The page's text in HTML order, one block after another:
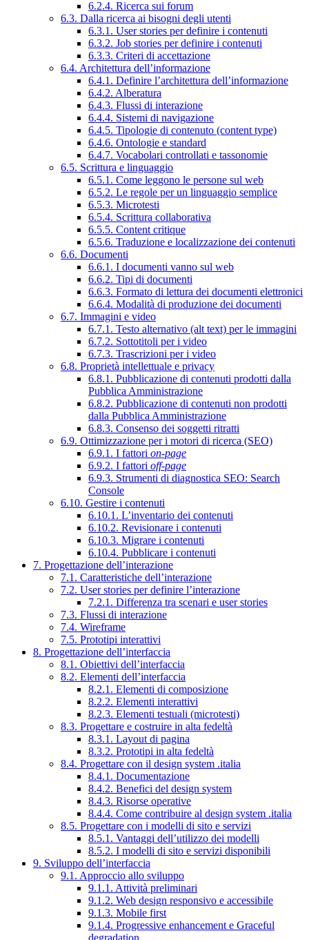
6.2.4. Ricerca sui forum
6.3. Dalla ricerca ai bisogni degli utenti
6.3.1. User stories per definire i contenuti
6.3.2. Job stories per definire i contenuti
6.3.3. Criteri di accettazione
6.4. Architettura dell’informazione
6.4.1. Definire l’architettura dell’informazione
6.4.2. Alberatura
6.4.3. Flussi di interazione
6.4.4. Sistemi di navigazione
6.4.5. Tipologie di contenuto (content type)
6.4.6. Ontologie e standard
6.4.7. Vocabolari controllati e tassonomie
6.5. Scrittura e linguaggio
6.5.1. Come leggono le persone sul web
6.5.2. Le regole per un linguaggio semplice
6.5.3. Microtesti
6.5.4. Scrittura collaborativa
6.5.5. Content critique
6.5.6. Traduzione e localizzazione dei contenuti
6.6. Documenti
6.6.1. I documenti vanno sul web
6.6.2. Tipi di documenti
6.6.3. Formato di lettura dei documenti elettronici
6.6.4. Modalità di produzione dei documenti
6.7. Immagini e video
6.7.1. Testo alternativo (alt text) per le immagini
6.7.2. Sottotitoli per i video
6.7.3. Trascrizioni per i video
6.8. Proprietà intellettuale e privacy
6.8.1. Pubblicazione di contenuti prodotti dalla
Pubblica Amministrazione
6.8.2. Pubblicazione di contenuti non prodotti
dalla Pubblica Amministrazione
6.8.3. Consenso dei soggetti ritratti
6.9. Ottimizzazione per i motori di ricerca (SEO)
6.9.1. I fattori on-page
6.9.2. I fattori off-page
6.9.3. Strumenti di diagnostica SEO: Search
Console
6.10. Gestire i contenuti
6.10.1. L’inventario dei contenuti
6.10.2. Revisionare i contenuti
6.10.3. Migrare i contenuti
6.10.4. Pubblicare i contenuti
7. Progettazione dell’interazione
7.1. Caratteristiche dell’interazione
7.2. User stories per definire l’interazione
7.2.1. Differenza tra scenari e user stories
7.3. Flussi di interazione
7.4. Wireframe
7.5. Prototipi interattivi
8. Progettazione dell’interfaccia
8.1. Obiettivi dell’interfaccia
8.2. Elementi dell’interfaccia
8.2.1. Elementi di composizione
8.2.2. Elementi interattivi
8.2.3. Elementi testuali (microtesti)
8.3. Progettare e costruire in alta fedeltà
8.3.1. Layout di pagina
8.3.2. Prototipi in alta fedeltà
8.4. Progettare con il design system .italia
8.4.1. Documentazione
8.4.2. Benefici del design system
8.4.3. Risorse operative
8.4.4. Come contribuire al design system .italia
8.5. Progettare con i modelli di sito e servizi
8.5.1. Vantaggi dell’utilizzo dei modelli
8.5.2. I modelli di sito e servizi disponibili
9. Sviluppo dell’interfaccia
9.1. Approccio allo sviluppo
9.1.1. Attività preliminari
9.1.2. Web design responsivo e accessibile
9.1.3. Mobile first
9.1.4. Progressive enhancement e Graceful
degradation